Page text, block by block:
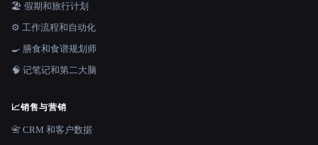
🏖 假期和旅行计划
⚙️ 工作流程和自动化
🍳 膳食和食谱规划师
🧠 记笔记和第二大脑
📈销售与营销
📇 CRM 和客户数据